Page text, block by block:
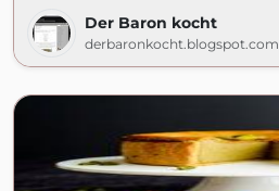
Der Baron kocht
derbaronkocht.blogspot.com